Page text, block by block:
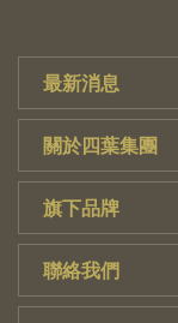
最新消息
關於四葉集團
旗下品牌
聯絡我們